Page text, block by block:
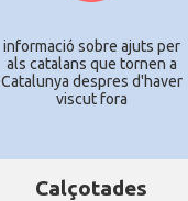
informació sobre ajuts per
als catalans que tornen a
Catalunya despres d'haver
viscut fora
Calçotades